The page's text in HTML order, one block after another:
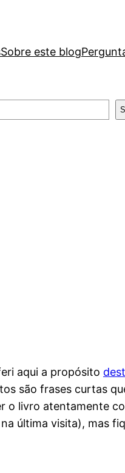
Sobre este blog
aqui a propósito
são frases curtas
o livro atentamente
última visita), mas